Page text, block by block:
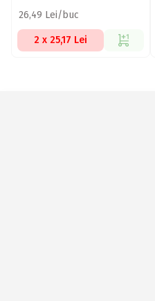
26,49 Lei/buc
2 x 25,17 Lei